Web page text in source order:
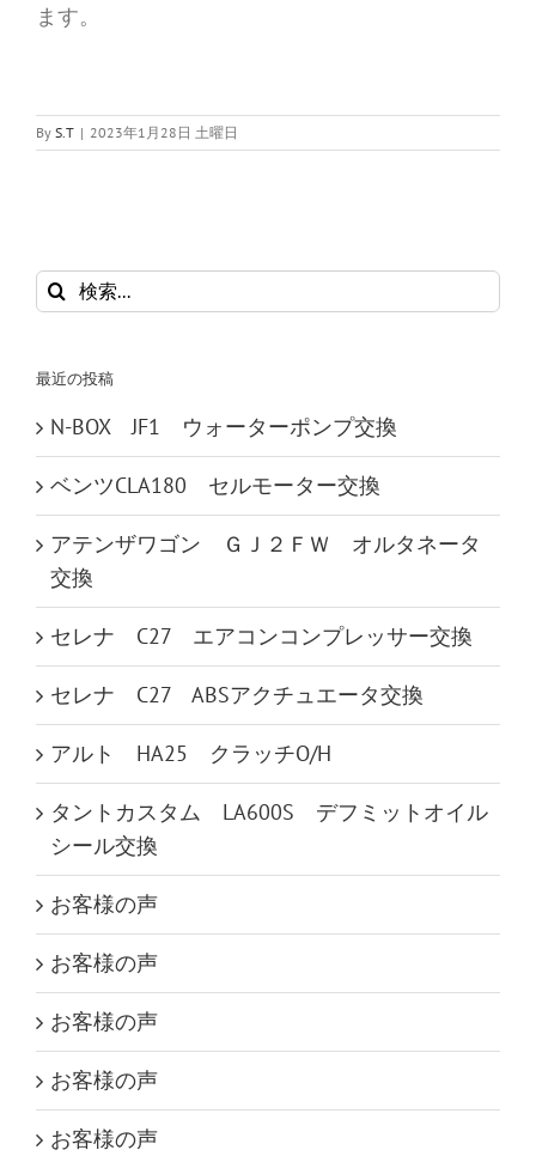
ます。
By S.T | 2023年1月28日 土曜日
検
索
最近の投稿
N-BOX JF1 ウォーターポンプ交換
ベンツCLA180 セルモーター交換
アテンザワゴン ＧＪ２ＦＷ オルタネータ
交換
セレナ C27 エアコンコンプレッサー交換
セレナ C27 ABSアクチュエータ交換
アルト HA25 クラッチO/H
タントカスタム LA600S デフミットオイル
シール交換
お客様の声
お客様の声
お客様の声
お客様の声
お客様の声